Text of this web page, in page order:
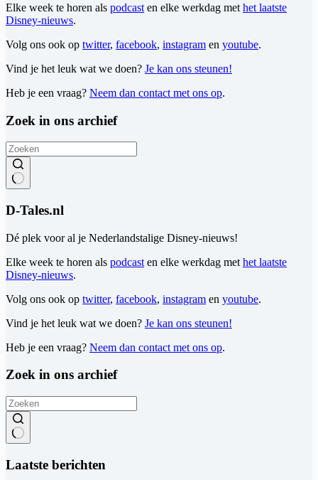
Elke week te horen als podcast en elke werkdag met het laatste
Disney-nieuws.
Volg ons ook op twitter, facebook, instagram en youtube.
Vind je het leuk wat we doen? Je kan ons steunen!
Heb je een vraag? Neem dan contact met ons op.
Zoek in ons archief
resultaten
D-Tales.nl
Dé plek voor al je Nederlandstalige Disney-nieuws!
Elke week te horen als podcast en elke werkdag met het laatste
Disney-nieuws.
Volg ons ook op twitter, facebook, instagram en youtube.
Vind je het leuk wat we doen? Je kan ons steunen!
Heb je een vraag? Neem dan contact met ons op.
Zoek in ons archief
resultaten
Laatste berichten